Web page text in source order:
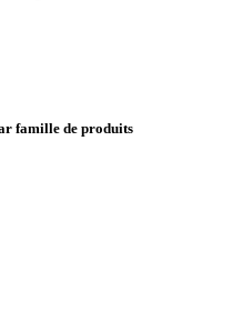
famille de produits